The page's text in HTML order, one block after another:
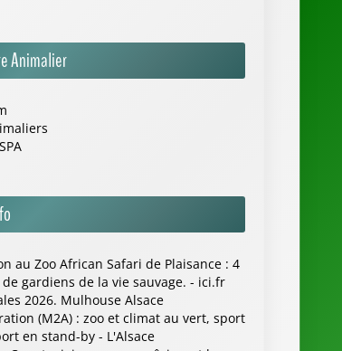
Animalier
au Zoo African Safari de Plaisance : 4
gardiens de la vie sauvage. - ici.fr
2026. Mulhouse Alsace
(M2A) : zoo et climat au vert, sport
en stand-by - L'Alsace